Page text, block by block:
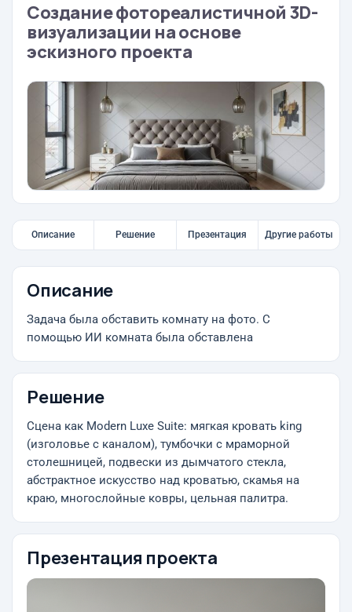
Создание фотореалистичной 3D-
визуализации на основе
эскизного проекта
Описание Решение Презентация Другие работы
Описание
Задача была обставить комнату на фото. С
помощью ИИ комната была обставлена
Решение
Сцена как Modern Luxe Suite: мягкая кровать king
(изголовье с каналом), тумбочки с мраморной
столешницей, подвески из дымчатого стекла,
абстрактное искусство над кроватью, скамья на
краю, многослойные ковры, цельная палитра.
Презентация проекта